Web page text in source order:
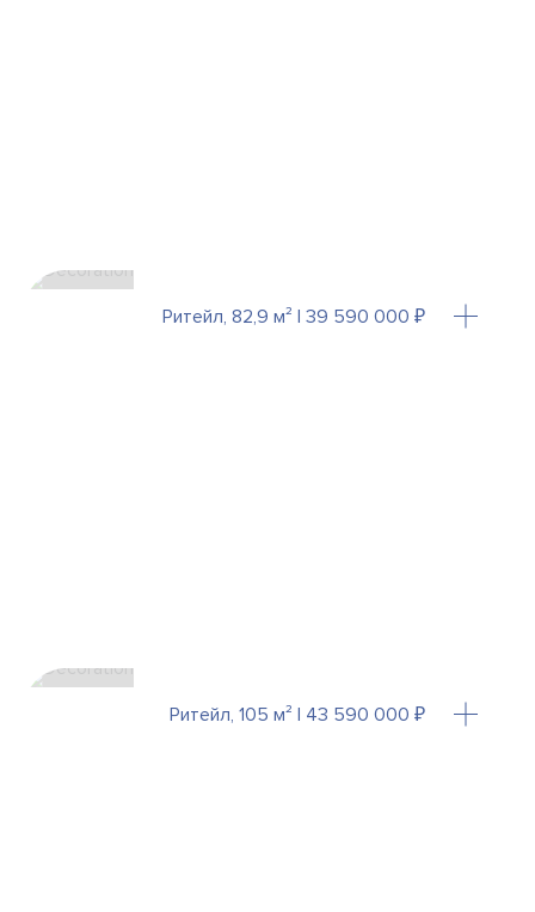
Ритейл, 82,9 м² | 39 590 000 ₽
Ритейл, 105 м² | 43 590 000 ₽